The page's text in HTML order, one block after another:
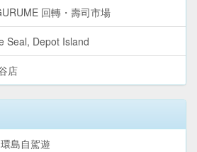
回轉・壽司市場
Seal, Depot Island
店
島自駕遊